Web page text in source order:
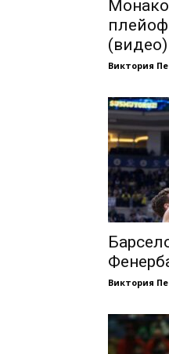
(видео)
Виктория
Виктория